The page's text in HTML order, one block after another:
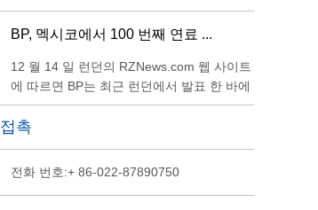
네트워크 보도에 따르면, Sina News는 러시
아 위성 네트워크 보고서에 따르면 위성 통
BP, 멕시코에서 100 번째 연료 ...
12 월 14 일 런던의 RZNews.com 웹 사이트
에 따르면 BP는 최근 런던에서 발표 한 바에
따라 BP는 100 번째 연료 소매점을 멕시코
에 개설했으며 추가로 500FU를 개설 할 목
접촉
전화 번호:+ 86-022-87890750